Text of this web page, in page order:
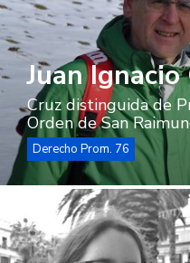
Juan Ignacio
Cruz distinguida de
Orden de San
Derecho Prom. 76